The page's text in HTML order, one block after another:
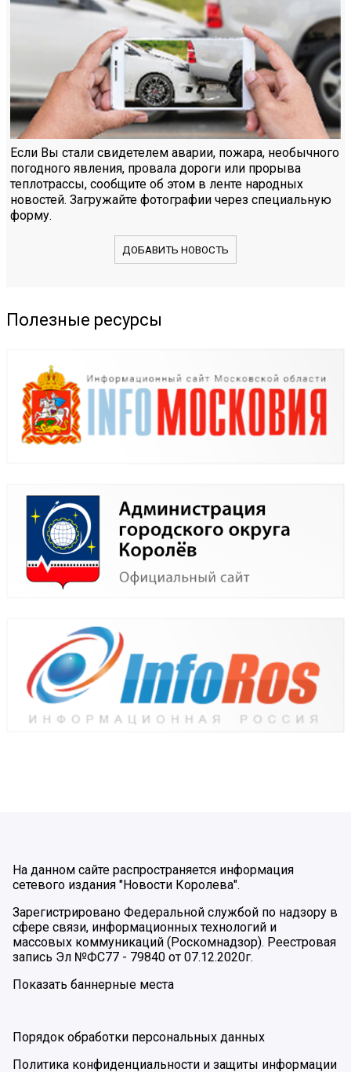
Если Вы стали свидетелем аварии, пожара, необычного
погодного явления, провала дороги или прорыва
теплотрассы, сообщите об этом в ленте народных
новостей. Загружайте фотографии через специальную
форму.
ДОБАВИТЬ НОВОСТЬ
Полезные ресурсы
На данном сайте распространяется информация
сетевого издания "Новости Королева".
Зарегистрировано Федеральной службой по надзору в
сфере связи, информационных технологий и
массовых коммуникаций (Роскомнадзор). Реестровая
запись Эл №ФС77 - 79840 от 07.12.2020г.
Показать баннерные места
Порядок обработки персональных данных
Политика конфиденциальности и защиты информации